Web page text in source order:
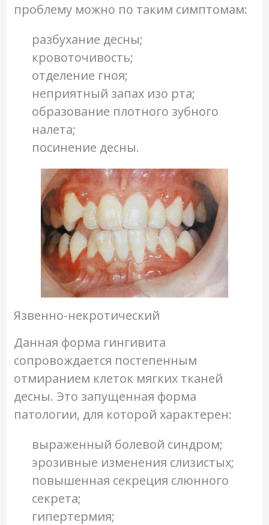
проблему можно по таким симптомам:
разбухание десны;
кровоточивость;
отделение гноя;
неприятный запах изо рта;
образование плотного зубного
налета;
посинение десны.
Язвенно-некротический
Данная форма гингивита
сопровождается постепенным
отмиранием клеток мягких тканей
десны. Это запущенная форма
патологии, для которой характерен:
выраженный болевой синдром;
эрозивные изменения слизистых;
повышенная секреция слюнного
секрета;
гипертермия;